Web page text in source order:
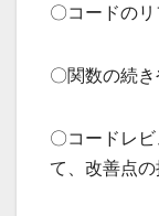
〇コードの
〇関数の続
〇コードレ
て、改善点